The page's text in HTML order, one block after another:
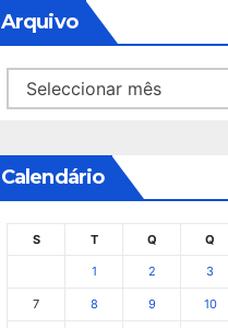
Arquivo
Arquivo
Calendário
S T Q Q
1 2 3
7 8 9 10